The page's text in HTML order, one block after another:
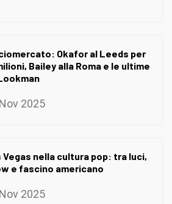
Okafor al Leeds per
Bailey alla Roma e le ultime
2025
Vegas nella cultura pop: tra luci,
e fascino americano
2025